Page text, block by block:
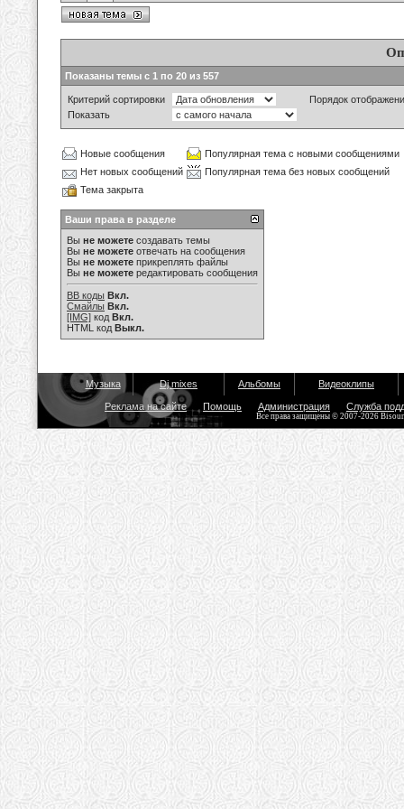
Показаны темы с 1 по 20 из 557
Критерий сортировки
Порядок
Показать
Новые сообщения
Популярная тема с новыми сообщениями
Нет новых сообщений
Популярная тема без новых сообщений
Тема закрыта
Ваши права в разделе
Вы не можете создавать темы
Вы не можете отвечать на сообщения
Вы не можете прикреплять файлы
Вы не можете редактировать сообщения
BB коды Вкл.
Смайлы Вкл.
[IMG] код Вкл.
HTML код Выкл.
Музыка Dj mixes Альбомы Видеоклипы
Реклама на сайте Помощь Администрация Служба
Все права защищены © 2007-2026